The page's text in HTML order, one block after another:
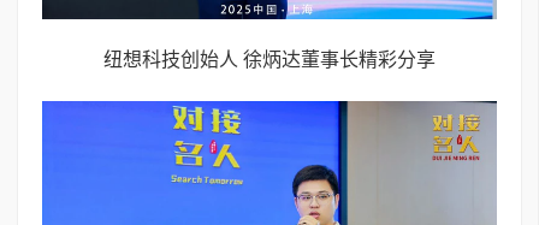
纽想科技创始人 徐炳达董事长精彩分享